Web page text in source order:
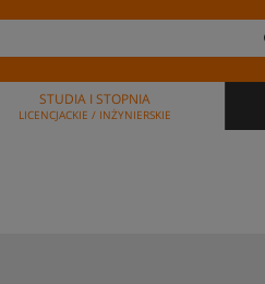
STUDIA I STOPNIA
LICENCJACKIE / INŻYNIERSKIE